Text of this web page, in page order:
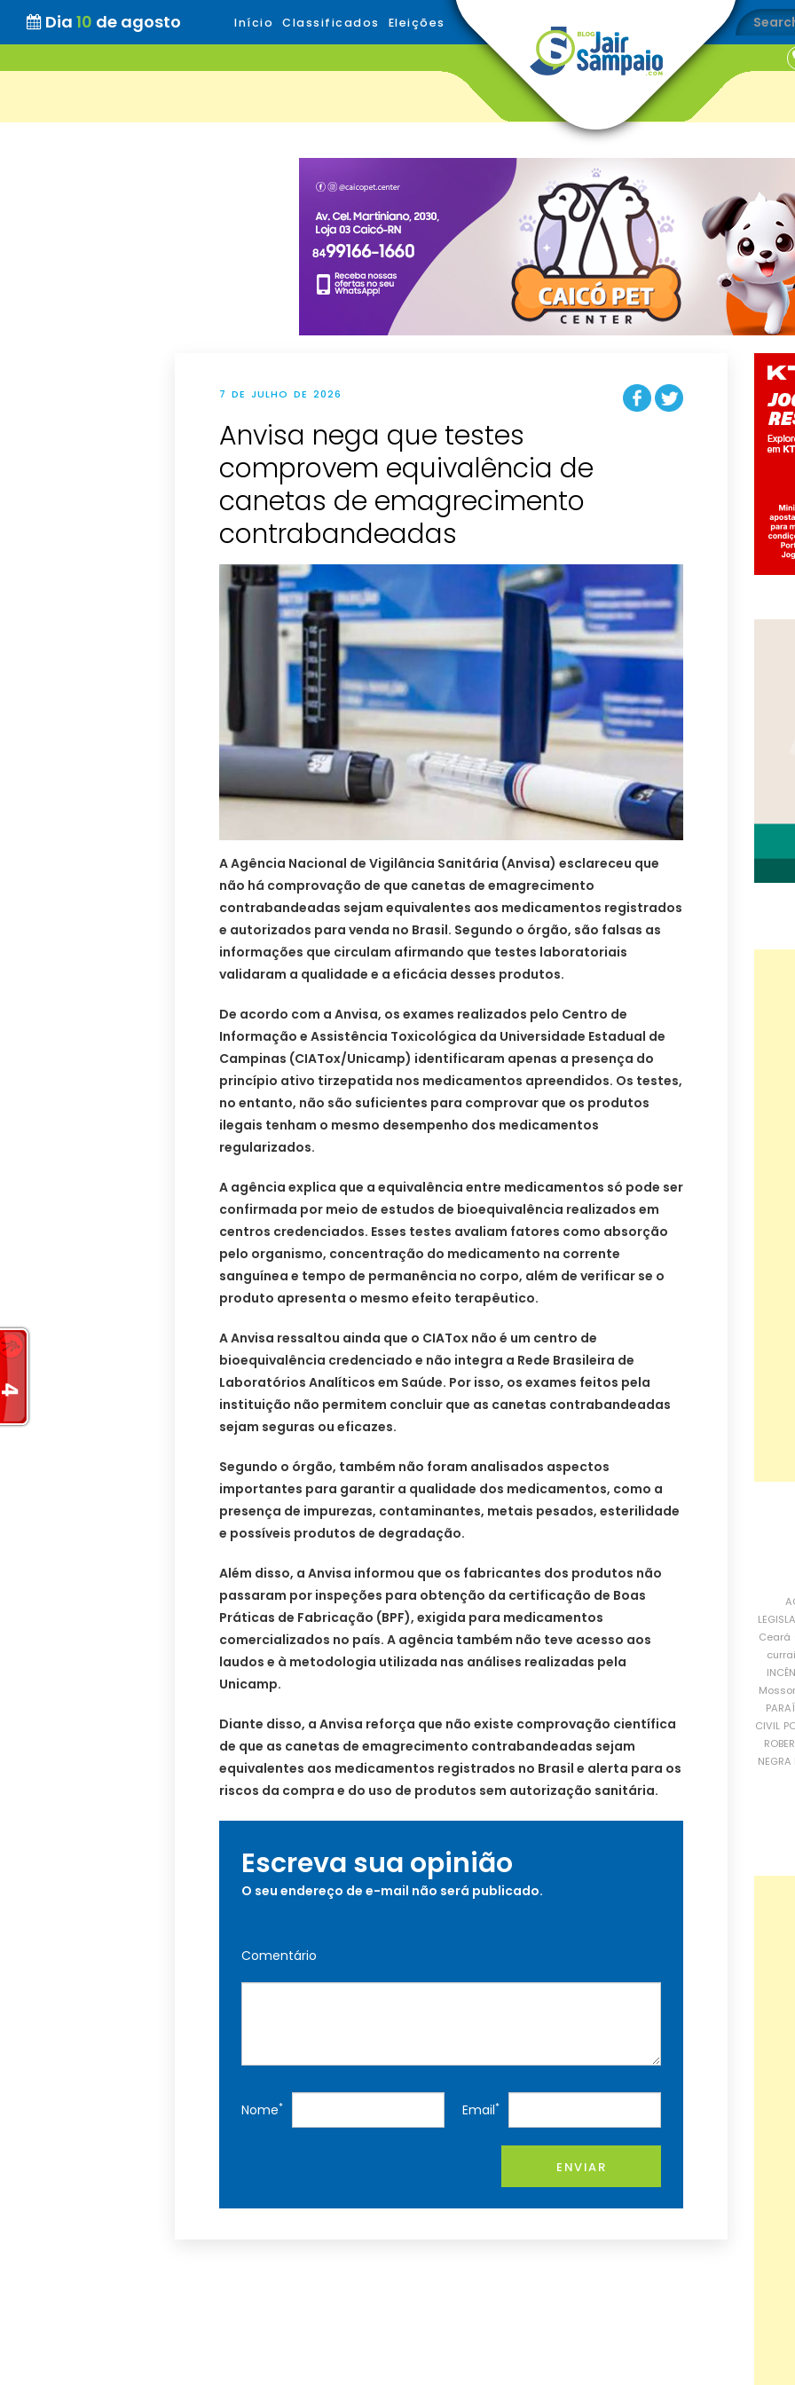
Dia 10 de agosto Início Classificados Eleições
7 DE JULHO DE 2026
Anvisa nega que testes
comprovem equivalência de
canetas de emagrecimento
contrabandeadas
A Agência Nacional de Vigilância Sanitária (Anvisa) esclareceu que
não há comprovação de que canetas de emagrecimento
contrabandeadas sejam equivalentes aos medicamentos registrados
e autorizados para venda no Brasil. Segundo o órgão, são falsas as
informações que circulam afirmando que testes laboratoriais
validaram a qualidade e a eficácia desses produtos.
De acordo com a Anvisa, os exames realizados pelo Centro de
Informação e Assistência Toxicológica da Universidade Estadual de
Campinas (CIATox/Unicamp) identificaram apenas a presença do
princípio ativo tirzepatida nos medicamentos apreendidos. Os testes,
no entanto, não são suficientes para comprovar que os produtos
ilegais tenham o mesmo desempenho dos medicamentos
regularizados.
A agência explica que a equivalência entre medicamentos só pode ser
confirmada por meio de estudos de bioequivalência realizados em
centros credenciados. Esses testes avaliam fatores como absorção
pelo organismo, concentração do medicamento na corrente
sanguínea e tempo de permanência no corpo, além de verificar se o
produto apresenta o mesmo efeito terapêutico.
A Anvisa ressaltou ainda que o CIATox não é um centro de
bioequivalência credenciado e não integra a Rede Brasileira de
Laboratórios Analíticos em Saúde. Por isso, os exames feitos pela
instituição não permitem concluir que as canetas contrabandeadas
sejam seguras ou eficazes.
Segundo o órgão, também não foram analisados aspectos
importantes para garantir a qualidade dos medicamentos, como a
presença de impurezas, contaminantes, metais pesados, esterilidade
e possíveis produtos de degradação.
Além disso, a Anvisa informou que os fabricantes dos produtos não
passaram por inspeções para obtenção da certificação de Boas
Práticas de Fabricação (BPF), exigida para medicamentos
comercializados no país. A agência também não teve acesso aos
laudos e à metodologia utilizada nas análises realizadas pela
Unicamp.
Diante disso, a Anvisa reforça que não existe comprovação científica
de que as canetas de emagrecimento contrabandeadas sejam
equivalentes aos medicamentos registrados no Brasil e alerta para os
riscos da compra e do uso de produtos sem autorização sanitária.
Escreva sua opinião
O seu endereço de e-mail não será publicado.
Comentário
Nome* Email*
ENVIAR
Ceará
CIVIL
NEGRA